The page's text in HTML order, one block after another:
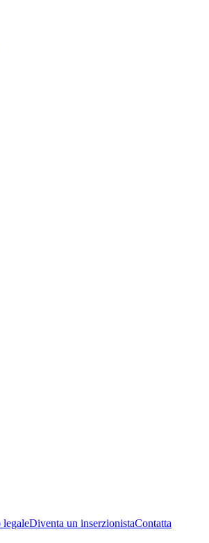
legaleDiventa un inserzionistaContatta